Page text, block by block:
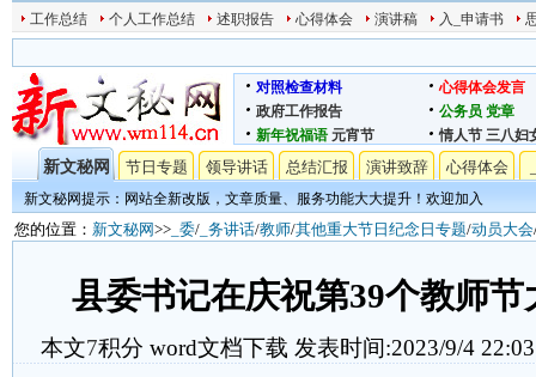
工作总结 个人工作总结 述职报告 心得体会 演讲稿 入_申请书
对照检查材料
心得体会发言
政府工作报告
公务员 党章
新年祝福语 元宵节 情人节 三八妇
新文秘网 节日专题 领导讲话 总结汇报 演讲致辞 心得体会
新文秘网提示：网站全新改版，文章质量、服务功能大大提升！欢迎加入
您的位置： 新文秘网>> _委/ _务讲话/教师/其他重大节日纪念日专题/动员大会
县委书记在庆祝第39个教师
本文7积分 word文档下载 发表时间:2023/9/4